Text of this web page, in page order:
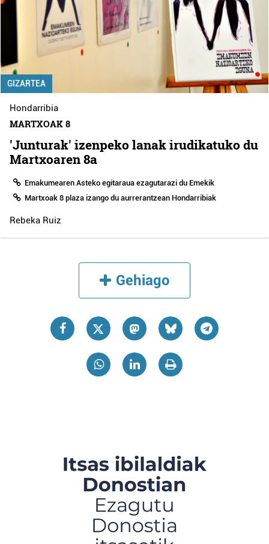
GIZARTEA
Hondarribia
MARTXOAK 8
'Junturak' izenpeko lanak irudikatuko du
Martxoaren 8a
Emakumearen Asteko egitaraua ezagutarazi du Emekik
Martxoak 8 plaza izango du aurrerantzean Hondarribiak
Rebeka Ruiz
Gehiago